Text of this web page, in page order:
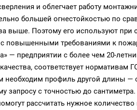
и облегчает работу
большей огнестойкостью по
выше. Поэтому его используют при
повышенными требованиями к
— предприятии с более чем 20-
соответствует нормативам
необходим профиль другой длины —
с точностью до сантиметра.
рассчитать нужное